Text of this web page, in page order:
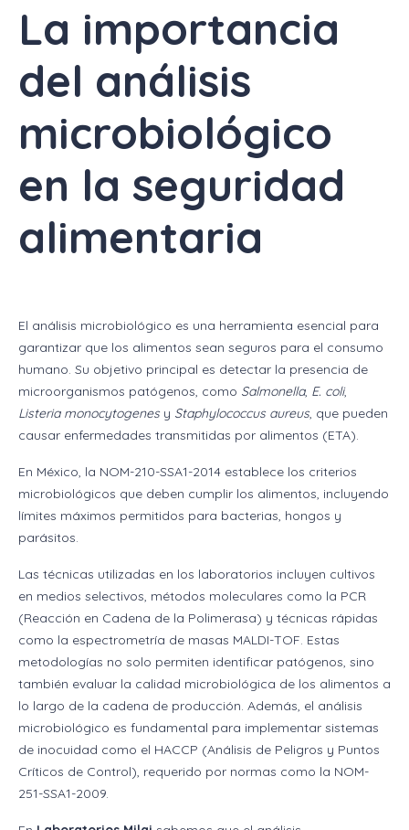
La importancia
del análisis
microbiológico
en la seguridad
alimentaria
El análisis microbiológico es una herramienta esencial para
garantizar que los alimentos sean seguros para el consumo
humano. Su objetivo principal es detectar la presencia de
microorganismos patógenos, como Salmonella, E. coli,
Listeria monocytogenesy Staphylococcus aureus, que pueden
causar enfermedades transmitidas por alimentos (ETA).
En México, la NOM-210-SSA1-2014 establece los criterios
microbiológicos que deben cumplir los alimentos, incluyendo
límites máximos permitidos para bacterias, hongos y
parásitos.
Las técnicas utilizadas en los laboratorios incluyen cultivos
en medios selectivos, métodos moleculares como la PCR
(Reacción en Cadena de la Polimerasa) y técnicas rápidas
como la espectrometría de masas MALDI-TOF. Estas
metodologías no solo permiten identificar patógenos, sino
también evaluar la calidad microbiológica de los alimentos a
lo largo de la cadena de producción. Además, el análisis
microbiológico es fundamental para implementar sistemas
de inocuidad como el HACCP (Análisis de Peligros y Puntos
Críticos de Control), requerido por normas como la NOM-
251-SSA1-2009.